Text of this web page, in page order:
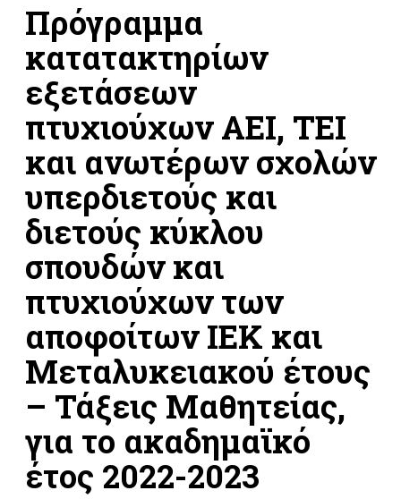
Πρόγραμμα
κατατακτηρίων
εξετάσεων
πτυχιούχων ΑΕΙ, ΤΕΙ
και ανωτέρων σχολών
υπερδιετούς και
διετούς κύκλου
σπουδών και
πτυχιούχων των
αποφοίτων ΙΕΚ και
Μεταλυκειακού έτους
– Τάξεις Μαθητείας,
για το ακαδημαϊκό
έτος 2022-2023